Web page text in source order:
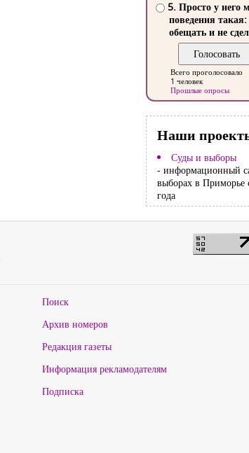
5. Просто у него
поведения такая:
обещать и не
Всего проголосовало
1 человек
Прошлые опросы
Наши
Суды и выборы
- информационный
выборах в Приморье
года
Поиск
Архив номеров
Редакция газеты
Информация рекламодателям
Подписка